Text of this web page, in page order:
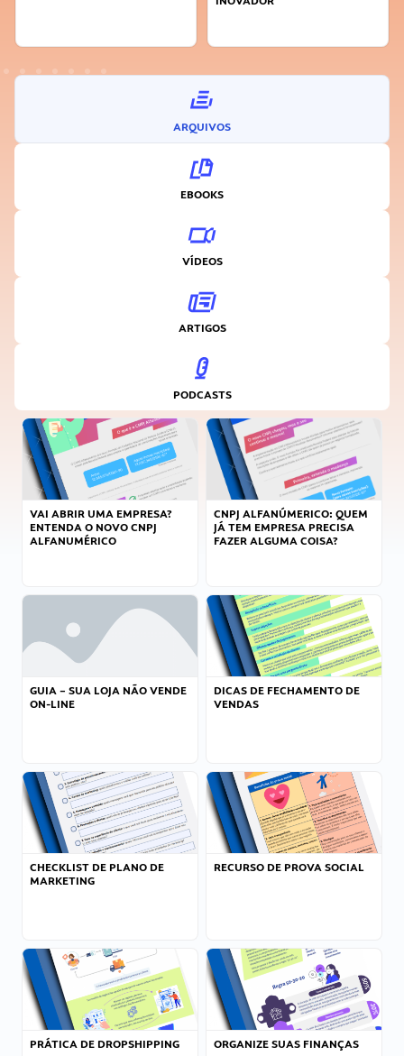
ARQUIVOS
EBOOKS
VÍDEOS
ARTIGOS
PODCASTS
VAI ABRIR UMA EMPRESA?
ENTENDA O NOVO CNPJ
ALFANUMÉRICO
CNPJ ALFANÚMERICO: QUEM
JÁ TEM EMPRESA PRECISA
FAZER ALGUMA COISA?
GUIA – SUA LOJA NÃO VENDE
ON-LINE
DICAS DE FECHAMENTO DE
VENDAS
CHECKLIST DE PLANO DE
MARKETING
RECURSO DE PROVA SOCIAL
PRÁTICA DE DROPSHIPPING ORGANIZE SUAS FINANÇAS